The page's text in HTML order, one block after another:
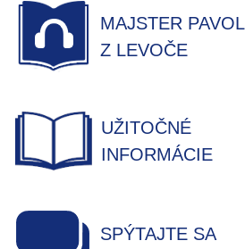
MAJSTER PAVOL
Z LEVOČE
UŽITOČNÉ
INFORMÁCIE
SPÝTAJTE SA